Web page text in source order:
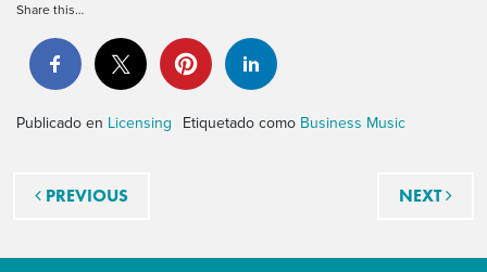
Share this…
Publicado en Licensing Etiquetado como Business Music
Navegación de entradas
PREVIOUS NEXT